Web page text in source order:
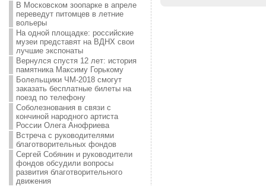
В Московском зоопарке в апреле
переведут питомцев в летние
вольеры
На одной площадке: российские
музеи представят на ВДНХ свои
лучшие экспонаты
Вернулся спустя 12 лет: история
памятника Максиму Горькому
Болельщики ЧМ-2018 смогут
заказать бесплатные билеты на
поезд по телефону
Соболезнования в связи с
кончиной народного артиста
России Олега Анофриева
Встреча с руководителями
благотворительных фондов
Сергей Собянин и руководители
фондов обсудили вопросы
развития благотворительного
движения